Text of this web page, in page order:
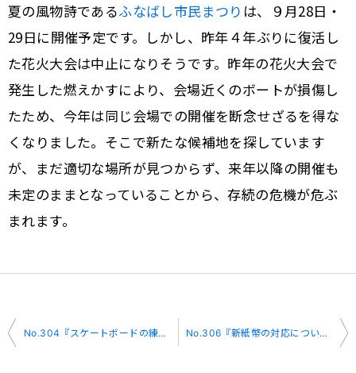
夏の風物詩であるふなばし市民まつり は、９月28日・
29日に開催予定です。しかし、昨年４年ぶりに復活し
た花火大会は中止になりそうです。昨年の花火大会で
発生した燃えかすにより、会場近くのボートが損傷し
たため、今年は同じ会場での開催を断念せざるを得な
くなりました。そこで新たな候補地を探しています
が、まだ適切な場所が見つからず、来年以降の開催も
未定のままとなっていることから、存続の危機が危ぶ
まれます。
投
No.304『スケートボードの練習場』 No.306『新紙幣の対応について』